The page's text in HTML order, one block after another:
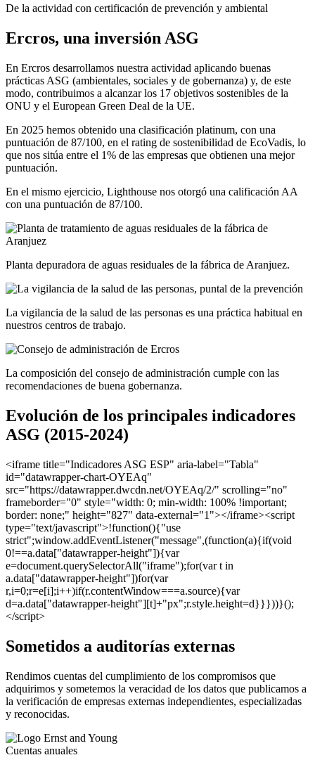
De la actividad con certificación de prevención y ambiental
Ercros, una inversión ASG
En Ercros desarrollamos nuestra actividad aplicando buenas
prácticas ASG (ambientales, sociales y de gobernanza) y, de este
modo, contribuimos a alcanzar los 17 objetivos sostenibles de la
ONU y el European Green Deal de la UE.
En 2025 hemos obtenido una clasificación platinum, con una
puntuación de 87/100, en el rating de sostenibilidad de EcoVadis, lo
que nos sitúa entre el 1% de las empresas que obtienen una mejor
puntuación.
En el mismo ejercicio, Lighthouse nos otorgó una calificación AA
con una puntuación de 87/100.
Planta depuradora de aguas residuales de la fábrica de Aranjuez.
La vigilancia de la salud de las personas es una práctica habitual en
nuestros centros de trabajo.
La composición del consejo de administración cumple con las
recomendaciones de buena gobernanza.
Evolución de los principales indicadores
ASG (2015-2024)
<iframe title="Indicadores ASG ESP" aria-label="Tabla"
id="datawrapper-chart-OYEAq"
src="https://datawrapper.dwcdn.net/OYEAq/2/" scrolling="no"
frameborder="0" style="width: 0; min-width: 100% !important;
border: none;" height="827" data-external="1"></iframe><script
type="text/javascript">!function(){"use
strict";window.addEventListener("message",(function(a){if(void
0!==a.data["datawrapper-height"]){var
e=document.querySelectorAll("iframe");for(var t in
a.data["datawrapper-height"])for(var
r,i=0;r=e[i];i++)if(r.contentWindow===a.source){var
d=a.data["datawrapper-height"][t]+"px";r.style.height=d}}}))}();
</script>
Sometidos a auditorías externas
Rendimos cuentas del cumplimiento de los compromisos que
adquirimos y sometemos la veracidad de los datos que publicamos a
la verificación de empresas externas independientes, especializadas
y reconocidas.
Cuentas anuales